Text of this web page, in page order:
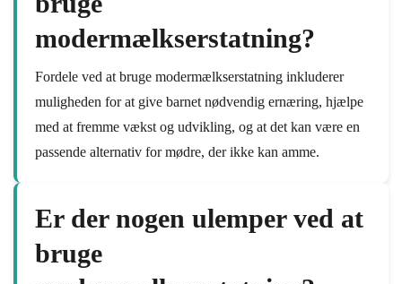
modermælkserstatning?
Fordele ved at bruge modermælkserstatning inkluderer
muligheden for at give barnet nødvendig ernæring, hjælpe
med at fremme vækst og udvikling, og at det kan være en
passende alternativ for mødre, der ikke kan amme.
Er der nogen ulemper ved at
bruge